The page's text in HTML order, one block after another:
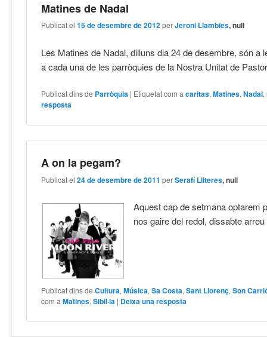
Matines de Nadal
Publicat el15 de desembre de 2012 perJeroni Llambies, null
Les Matines de Nadal, dilluns dia 24 de desembre, són a
a cada una de les parròquies de la Nostra Unitat de
Publicat dins de Parròquia | Etiquetat com a caritas,Matines,Nadal,
resposta
A on la pegam?
Publicat el24 de desembre de 2011 perSerafí Lliteres, null
Aquest cap de setmana optarem
nos gaire del redol, dissabte
Publicat dins de Cultura,Música,Sa Costa,Sant Llorenç,Son
com a Matines,Sibil·la | Deixa una resposta